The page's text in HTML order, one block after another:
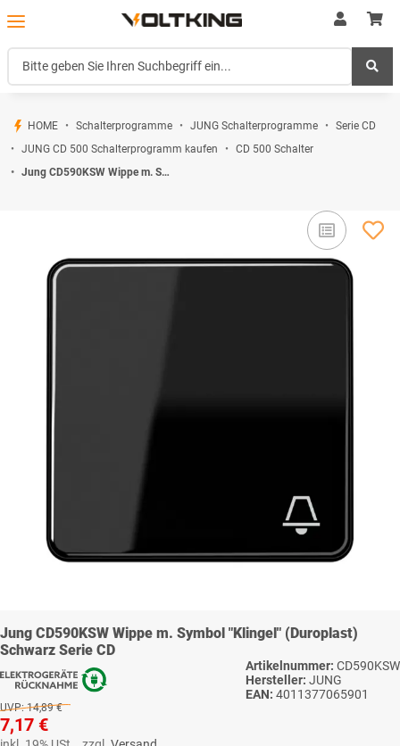
HOME Schalterprogramme JUNG Schalterprogramme
Serie CD
JUNG CD 500 Schalterprogramm kaufen
CD 500 Schalter
Jung CD590KSW Wippe m. Symbol "Klingel" (Duroplast) Schwarz Serie CD
Jung CD590KSW Wippe m. Symbol "Klingel" (Duroplast)
Schwarz Serie CD
Artikelnummer: CD590KSW
Hersteller: JUNG
EAN: 4011377065901
UVP: 14,89 €
7,17 €